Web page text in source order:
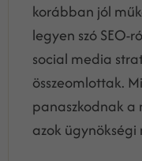
korábban jól
legyen szó SEO-
social media
összeomlottak.
panaszkodnak a
azok ügynökségi